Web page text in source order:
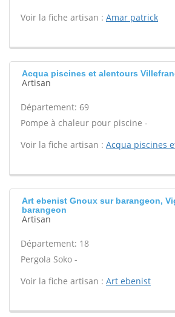
Voir la fiche artisan : Amar patrick
Acqua piscines et alentours
Artisan
Département: 69
Pompe à chaleur pour piscine -
Voir la fiche artisan : Acqua piscines
Art ebenist Gnoux sur barangeon,
barangeon
Artisan
Département: 18
Pergola Soko -
Voir la fiche artisan : Art ebenist